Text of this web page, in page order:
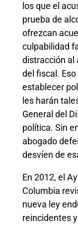
los que el
prueba de
ofrezcan
culpabilidad
distracción al
del fiscal.
establecer
les harán
General del
política. Sin
abogado
desvíen de
En 2012, el
Columbia
nueva ley
reincidentes